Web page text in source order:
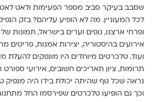
שסבב בעיקר סביב מספר הפעימות ולאט לאט
לכל המעוניין. מה לא הופיע עליהם? בזק
ופרחי ארצנו, נופים וערים בישראל, תמונות
אירועים בהיסטוריה, יצירות אמנות, פריטים
ועוד. טלכרטים מיוחדים היו מונפקים להעלת
תרומות, ציון תאריכים חשובים, אירועי ספורט
נראה שכל גוף שהיתה יכולת בידו היה מנפיק
וכך גם הופיעו טלכרטים שפירסמו החל